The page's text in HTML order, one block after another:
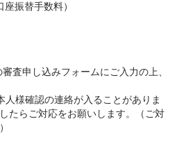
振替手数料）
査申し込みフォームにご入力の上、
様確認の連絡が入ることがありま
たらご対応をお願いします。（ご対